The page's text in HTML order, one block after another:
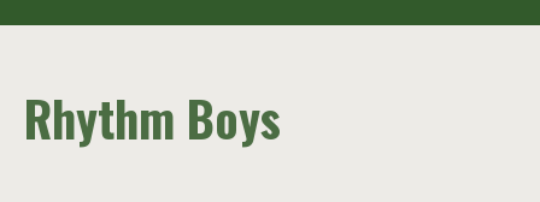
Rhythm Boys